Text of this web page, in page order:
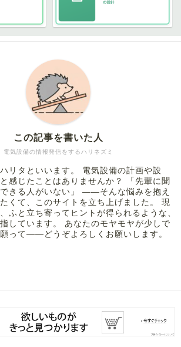
電気設備の情報発信をするハリネズミ
この記事を書いた人
リタといいます。 電気設備の計画や設
感じたことはありませんか？ 「先輩に聞
きる人がいない」 ――そんな悩みを抱え
くて、このサイトを立ち上げました。 現
ふと立ち寄ってヒントが得られるような、
しています。 あなたのモヤモヤが少しで
って――どうぞよろしくお願いします。